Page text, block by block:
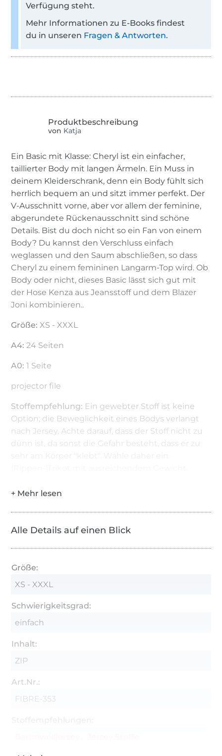
Verfügung steht.
Mehr Informationen zu E-Books findest
du in unseren Fragen & Antworten.
von Katja
Ein Basic mit Klasse: Cheryl ist ein einfacher,
taillierter Body mit langen Ärmeln. Ein Muss in
deinem Kleiderschrank, denn ein Body fühlt sich
herrlich bequem an und sitzt immer perfekt. Der
V-Ausschnitt vorne, aber vor allem der feminine,
abgerundete Rückenausschnitt sind schöne
Details. Bist du doch nicht so ein Fan von einem
Body? Du kannst den Verschluss einfach
weglassen und den Saum abschließen, so dass
Cheryl zu einem femininen Langarm-Top wird. Ob
Body oder nicht, dieses Basic lässt sich gut mit
der Hose Kenza aus Jeansstoff und dem Blazer
Joni kombinieren..
Größe: XS - XXXL
A4: 24 Seiten
A0: 1 Seite
projector file
Stoffempfehlung: Ein gewebter Stoff ist keine
Option; die Beweglichkeit eines Bodys verlangt
nach Jersey. Achte darauf, dass der Stoff nicht zu
dünn ist, da sonst die Gefahr besteht, dass er zu
Alle Details auf einen Blick
Größe:
XS - XXXL
Schwierigkeitsgrad:
einfach
Inhalt:
ZIP
Art.Nr.:
FIBRE-353